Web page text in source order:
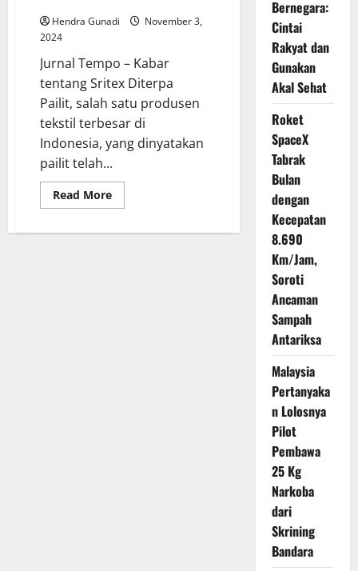
Hendra Gunadi
November 3,
2024
Jurnal Tempo – Kabar
tentang Sritex Diterpa
Pailit, salah satu produsen
tekstil terbesar di
Indonesia, yang dinyatakan
pailit telah...
Read MoreRead
more
Bernegara:
Cintai
Rakyat dan
Gunakan
Akal Sehat
Roket
SpaceX
Tabrak
Bulan
dengan
Kecepatan
8.690
Km/Jam,
Soroti
Ancaman
Sampah
Antariksa
Malaysia
Pertanyaka
n Lolosnya
Pilot
Pembawa
25 Kg
Narkoba
dari
Skrining
Bandara